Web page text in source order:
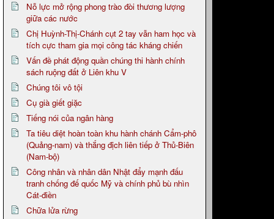
Nỗ lực mở rộng phong trào đòi thương lượng
giữa các nước
Chị Huỳnh-Thị-Chánh cụt 2 tay vẫn ham học và
tích cực tham gia mọi công tác kháng chiến
Vấn đề phát động quần chúng thi hành chính
sách ruộng đất ở Liên khu V
Chúng tôi vô tội
Cụ già giết giặc
Tiếng nói của ngân hàng
Ta tiêu diệt hoàn toàn khu hành chánh Cẩm-phô
(Quảng-nam) và thắng địch liên tiếp ở Thủ-Biên
(Nam-bộ)
Công nhân và nhân dân Nhật đẩy mạnh đấu
tranh chống đế quốc Mỹ và chính phủ bù nhìn
Cát-điền
Chữa lửa rừng